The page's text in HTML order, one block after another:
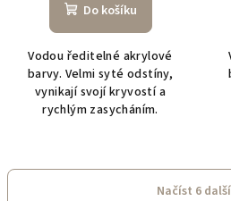
Do košíku
Vodou ředitelné akrylové
barvy. Velmi syté odstíny,
vynikají svojí kryvostí a
rychlým zasycháním.
Načíst 6